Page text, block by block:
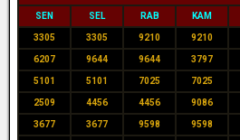
SEN SEL RAB KAM
3305 3305 9210 9210
6207 9644 9644 3797
5101 5101 7025 7025
2509 4456 4456 9086
3677 3677 9598 9598